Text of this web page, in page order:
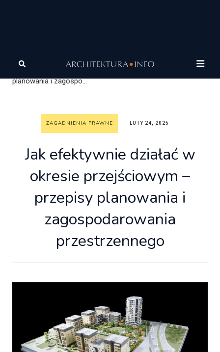
Wiadomości
efektywnie działać w okresie przejściowym – przepisy
planowania i zagospo...
ZAGADNIENIA PRAWNE LUTY 24, 2025
Jak efektywnie działać w
okresie przejściowym –
przepisy planowania i
zagospodarowania
przestrzennego